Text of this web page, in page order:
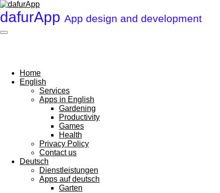
Zum
Hauptinhalt
dafurApp App design and development
Home
English
Services
Apps in English
Gardening
Productivity
Games
Health
Privacy Policy
Contact us
Deutsch
Dienstleistungen
Apps auf deutsch
Garten